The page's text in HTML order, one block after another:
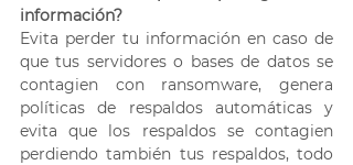
información?
Evita perder tu información en caso de
que tus servidores o bases de datos se
contagien con ransomware, genera
políticas de respaldos automáticas y
evita que los respaldos se contagien
perdiendo también tus respaldos, todo